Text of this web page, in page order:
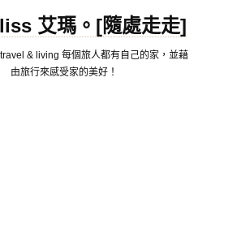
艾瑪。[隨處走走]
& living 每個旅人都有自己的家，並藉
由旅行來感受家的美好！